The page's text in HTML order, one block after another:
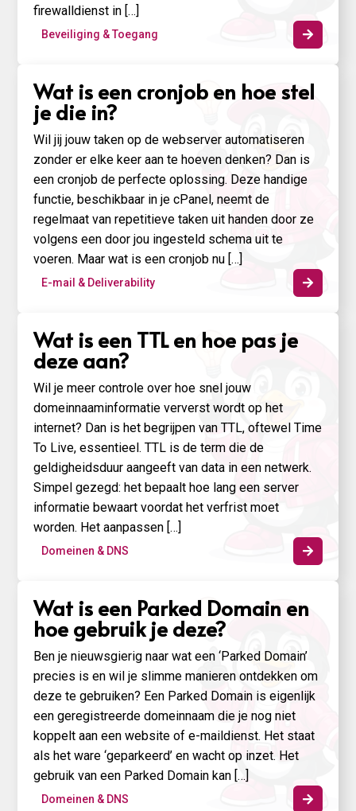
firewalldienst in […]
Beveiliging & Toegang 
Wat is een cronjob en hoe stel
je die in?
Wil jij jouw taken op de webserver automatiseren
zonder er elke keer aan te hoeven denken? Dan is
een cronjob de perfecte oplossing. Deze handige
functie, beschikbaar in je cPanel, neemt de
regelmaat van repetitieve taken uit handen door ze
volgens een door jou ingesteld schema uit te
voeren. Maar wat is een cronjob nu […]
E-mail & Deliverability 
Wat is een TTL en hoe pas je
deze aan?
Wil je meer controle over hoe snel jouw
domeinnaaminformatie ververst wordt op het
internet? Dan is het begrijpen van TTL, oftewel Time
To Live, essentieel. TTL is de term die de
geldigheidsduur aangeeft van data in een netwerk.
Simpel gezegd: het bepaalt hoe lang een server
informatie bewaart voordat het verfrist moet
worden. Het aanpassen […]
Domeinen & DNS 
Wat is een Parked Domain en
hoe gebruik je deze?
Ben je nieuwsgierig naar wat een ‘Parked Domain’
precies is en wil je slimme manieren ontdekken om
deze te gebruiken? Een Parked Domain is eigenlijk
een geregistreerde domeinnaam die je nog niet
koppelt aan een website of e-maildienst. Het staat
als het ware ‘geparkeerd’ en wacht op inzet. Het
gebruik van een Parked Domain kan […]
Domeinen & DNS 